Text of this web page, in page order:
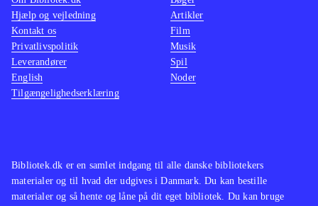
spilles både med den almindelige
controller og med Playstation move
Spillet minder i både gameplay og
genre om Time crisis - razing storm,
der dog trods en tynd historie og
ikke får i Heavy fire - Afghanistan .
Måske kan spillet fungere som
Bibliotek.dk er en samlet indgang til alle danske bibliotekers
materialer og til hvad der udgives i Danmark. Du kan bestille
materialer og så hente og låne på dit eget bibliotek. Du kan bruge
Hjælp og vejledning
Kontakt os
Privatlivspolitik
Leverandører
English
Tilgængelighedserklæring
Artikler
Film
Musik
Spil
Noder